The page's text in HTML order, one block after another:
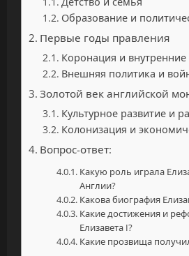
Образование и
Первые годы правления
Коронация и
Внешняя политика и
Золотой век английской
Культурное развитие и
Колонизация и
Вопрос-ответ:
Какую роль играла
Англии?
Какова биография
Какие достижения и
Елизавета I?
Какие прозвища